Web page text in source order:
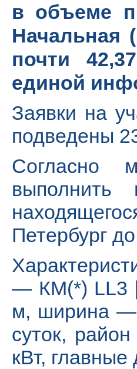
в объеме
Начальная
почти
единой
Заявки на
подведены
Согласно
выполнить
Петербург
— КМ(*) LL3
м, ширина —
суток,
кВт,